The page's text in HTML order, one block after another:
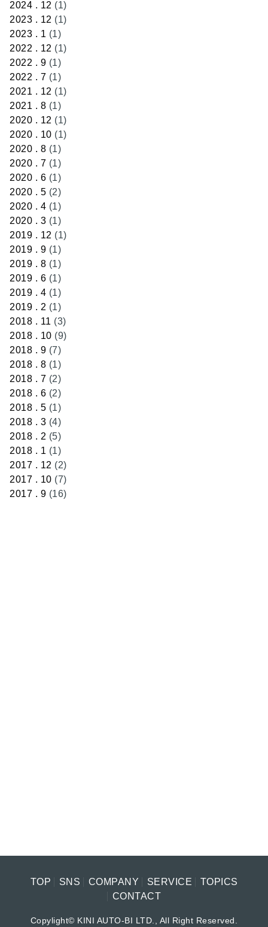
2024 . 12 (1)
2023 . 12 (1)
2023 . 1 (1)
2022 . 12 (1)
2022 . 9 (1)
2022 . 7 (1)
2021 . 12 (1)
2021 . 8 (1)
2020 . 12 (1)
2020 . 10 (1)
2020 . 8 (1)
2020 . 7 (1)
2020 . 6 (1)
2020 . 5 (2)
2020 . 4 (1)
2020 . 3 (1)
2019 . 12 (1)
2019 . 9 (1)
2019 . 8 (1)
2019 . 6 (1)
2019 . 4 (1)
2019 . 2 (1)
2018 . 11 (3)
2018 . 10 (9)
2018 . 9 (7)
2018 . 8 (1)
2018 . 7 (2)
2018 . 6 (2)
2018 . 5 (1)
2018 . 3 (4)
2018 . 2 (5)
2018 . 1 (1)
2017 . 12 (2)
2017 . 10 (7)
2017 . 9 (16)
TOP SNS COMPANY SERVICE
TOPICS
CONTACT
Copylight© KINI AUTO-BI LTD., All Right Reserved.